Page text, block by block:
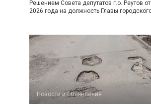
Решением Совета депутатов г.о. Реутов
2026 года на должность Главы
Новости и объявления